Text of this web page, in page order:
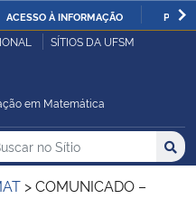
ACESSO À INFORMAÇÃO
SÍTIOS DA UFSM
em Matemática
no no Sítio
>COMUNICADO –